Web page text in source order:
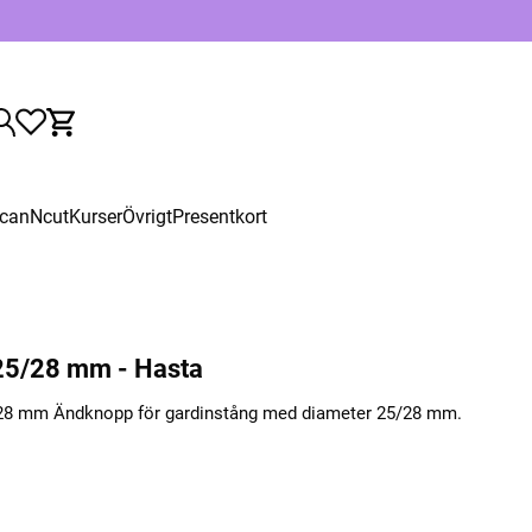
KurserÖvrigtPresentkort
28 mm - Hasta
mm Ändknopp för gardinstång med diameter 25/28 mm.